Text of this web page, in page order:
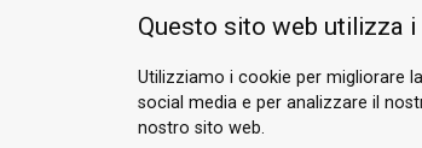
Questo sito web utilizza i
Utilizziamo i cookie per migliorare
social media e per analizzare il
nostro sito web.